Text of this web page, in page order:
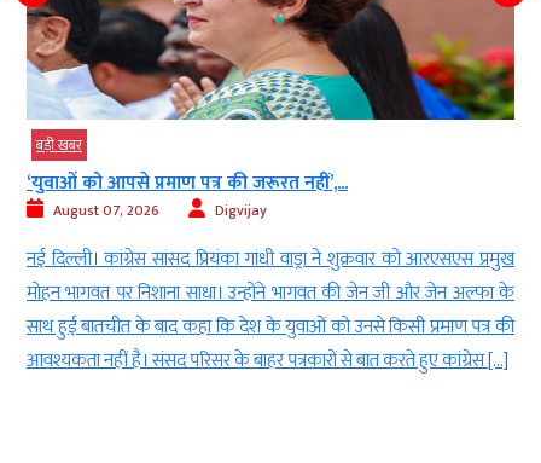
बड़ी खबर
‘युवाओं को आपसे प्रमाण पत्र की जरूरत नहीं’,...
August 07, 2026 Digvijay
नई दिल्ली। कांग्रेस सांसद प्रियंका गांधी वाड्रा ने शुक्रवार को आरएसएस प्रमुख
मोहन भागवत पर निशाना साधा। उन्होंने भागवत की जेन जी और जेन अल्फा के
साथ हुई बातचीत के बाद कहा कि देश के युवाओं को उनसे किसी प्रमाण पत्र की
आवश्यकता नहीं है। संसद परिसर के बाहर पत्रकारों से बात करते हुए कांग्रेस […]